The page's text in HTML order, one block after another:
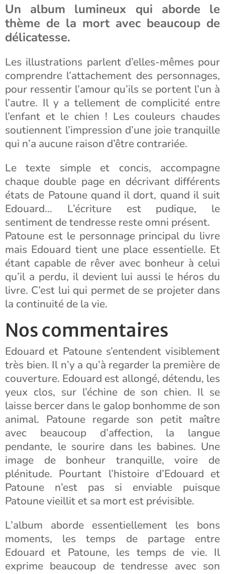
Un album lumineux qui aborde le
thème de la mort avec beaucoup de
délicatesse.
Les illustrations parlent d’elles-mêmes pour
comprendre l’attachement des personnages,
pour ressentir l’amour qu’ils se portent l’un à
l’autre. Il y a tellement de complicité entre
l’enfant et le chien ! Les couleurs chaudes
soutiennent l’impression d’une joie tranquille
qui n’a aucune raison d’être contrariée.
Le texte simple et concis, accompagne
chaque double page en décrivant différents
états de Patoune quand il dort, quand il suit
Edouard… L’écriture est pudique, le
sentiment de tendresse reste omni présent.
Patoune est le personnage principal du livre
mais Edouard tient une place essentielle. Et
étant capable de rêver avec bonheur à celui
qu’il a perdu, il devient lui aussi le héros du
livre. C’est lui qui permet de se projeter dans
la continuité de la vie.
Nos commentaires
Edouard et Patoune s’entendent visiblement
très bien. Il n’y a qu’à regarder la première de
couverture. Edouard est allongé, détendu, les
yeux clos, sur l’échine de son chien. Il se
laisse bercer dans le galop bonhomme de son
animal. Patoune regarde son petit maître
avec beaucoup d’affection, la langue
pendante, le sourire dans les babines. Une
image de bonheur tranquille, voire de
plénitude. Pourtant l’histoire d’Edouard et
Patoune n’est pas si enviable puisque
Patoune vieillit et sa mort est prévisible.
L’album aborde essentiellement les bons
moments, les temps de partage entre
Edouard et Patoune, les temps de vie. Il
exprime beaucoup de tendresse avec son